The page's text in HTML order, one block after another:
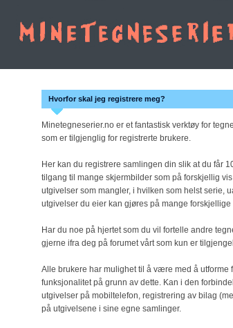
Hvorfor skal jeg registrere meg?
Minetegneserier.no er et fantastisk verktøy for
som er tilgjenglig for registrerte brukere.
Her kan du registrere samlingen din slik at du får
tilgang til mange skjermbilder som på forskjellig
utgivelser som mangler, i hvilken som helst serie,
utgivelser du eier kan gjøres på mange
Har du noe på hjertet som du vil fortelle andre
gjerne ifra deg på forumet vårt som kun er
Alle brukere har mulighet til å være med å
funksjonalitet på grunn av dette. Kan i den
utgivelser på mobiltelefon, registrering av bilag
på utgivelsene i sine egne samlinger.